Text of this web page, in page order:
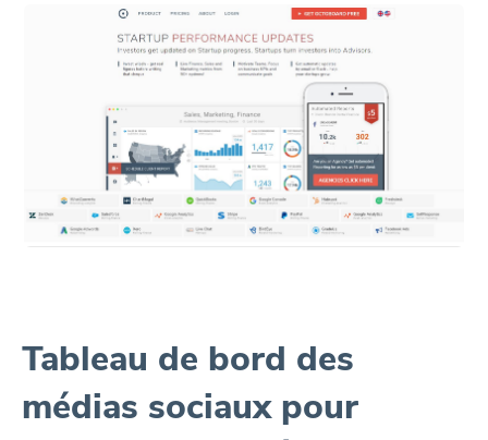
Tableau de bord des
médias sociaux pour